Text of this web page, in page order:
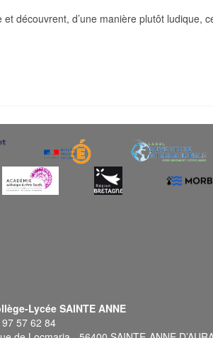
découvrent, d’une manière plutôt ludique,
Lycée SAINTE ANNE
57 62 84